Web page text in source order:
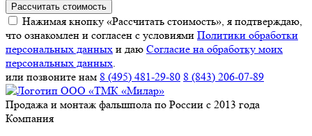
Рассчитать стоимость
Нажимая кнопку «Рассчитать стоимость», я подтверждаю,
что ознакомлен и согласен с условиями Политики обработки
персональных данных и даю Согласие на обработку моих
персональных данных.
или позвоните нам 8 (495) 481-29-80 8 (843) 206-07-89
Продажа и монтаж фальшпола по России с 2013 года
Компания